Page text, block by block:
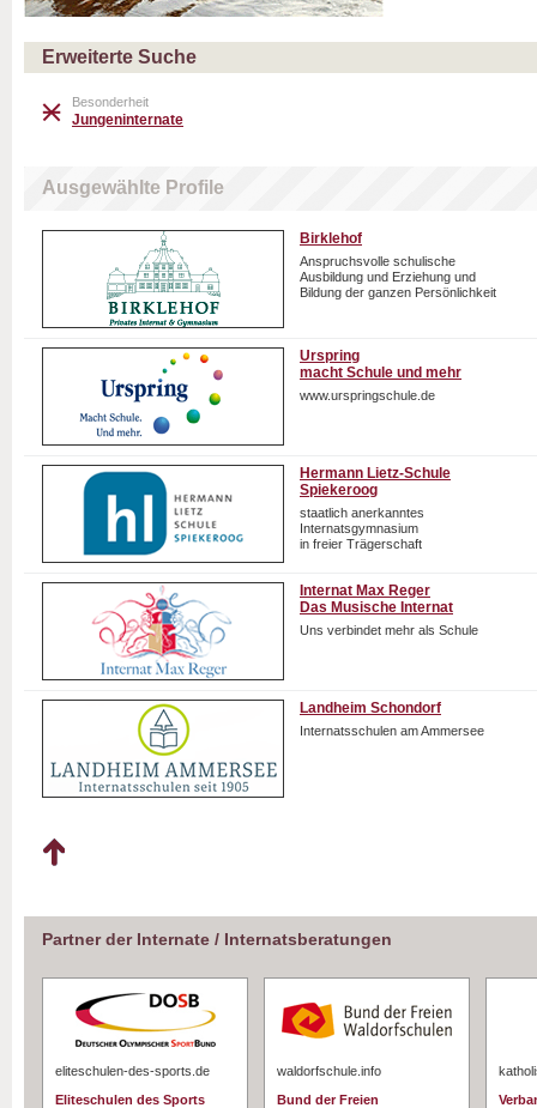
Erweiterte Suche
Besonderheit
Jungeninternate
Ausgewählte Profile
Birklehof
Anspruchsvolle schulische
Ausbildung und Erziehung und
Bildung der ganzen Persönlichkeit
Urspring
macht Schule und mehr
www.urspringschule.de
Hermann Lietz-Schule
Spiekeroog
staatlich anerkanntes
Internatsgymnasium
in freier Trägerschaft
Internat Max Reger
Das Musische Internat
Uns verbindet mehr als Schule
Landheim Schondorf
Internatsschulen am Ammersee
Partner der Internate / Internatsberatungen
eliteschulen-des-sports.de
Eliteschulen des Sports
waldorfschule.info
Bund der Freien